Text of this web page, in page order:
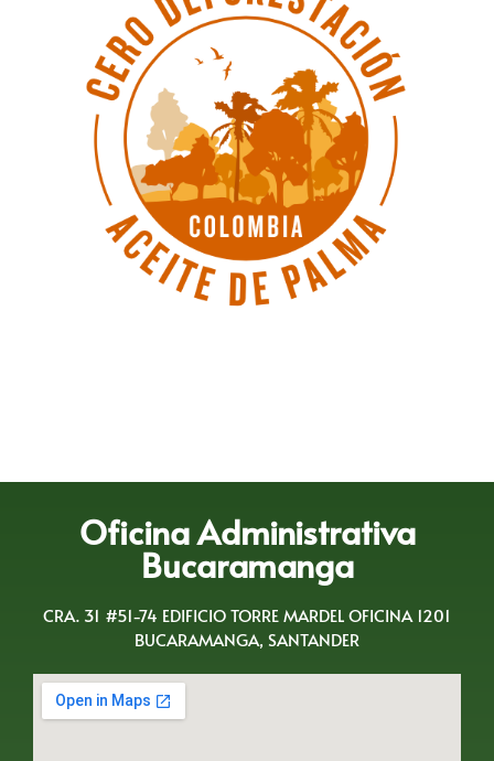
Oficina Administrativa
Bucaramanga
CRA. 31 #51-74 EDIFICIO TORRE MARDEL OFICINA 1201
BUCARAMANGA, SANTANDER